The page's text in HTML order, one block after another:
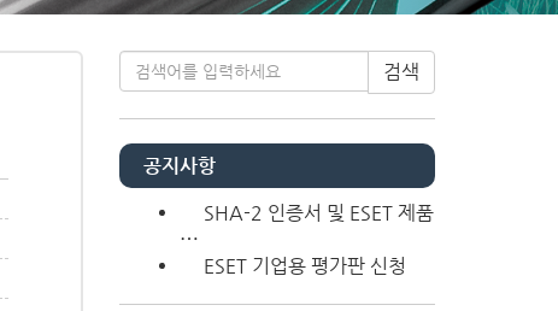
검색
공지사항
SHA-2 인증서 및 ESET 제품
⋯
ESET 기업용 평가판 신청